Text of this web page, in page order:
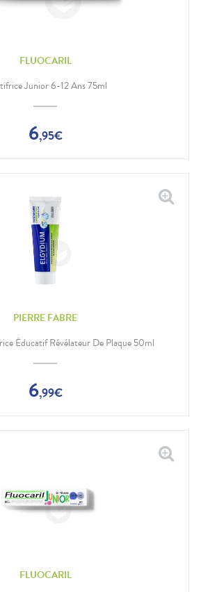
FLUOCARIL
Junior 6-12 Ans 75ml
6,95€
PIERRE FABRE
Éducatif Révélateur De Plaque 50ml
6,99€
FLUOCARIL